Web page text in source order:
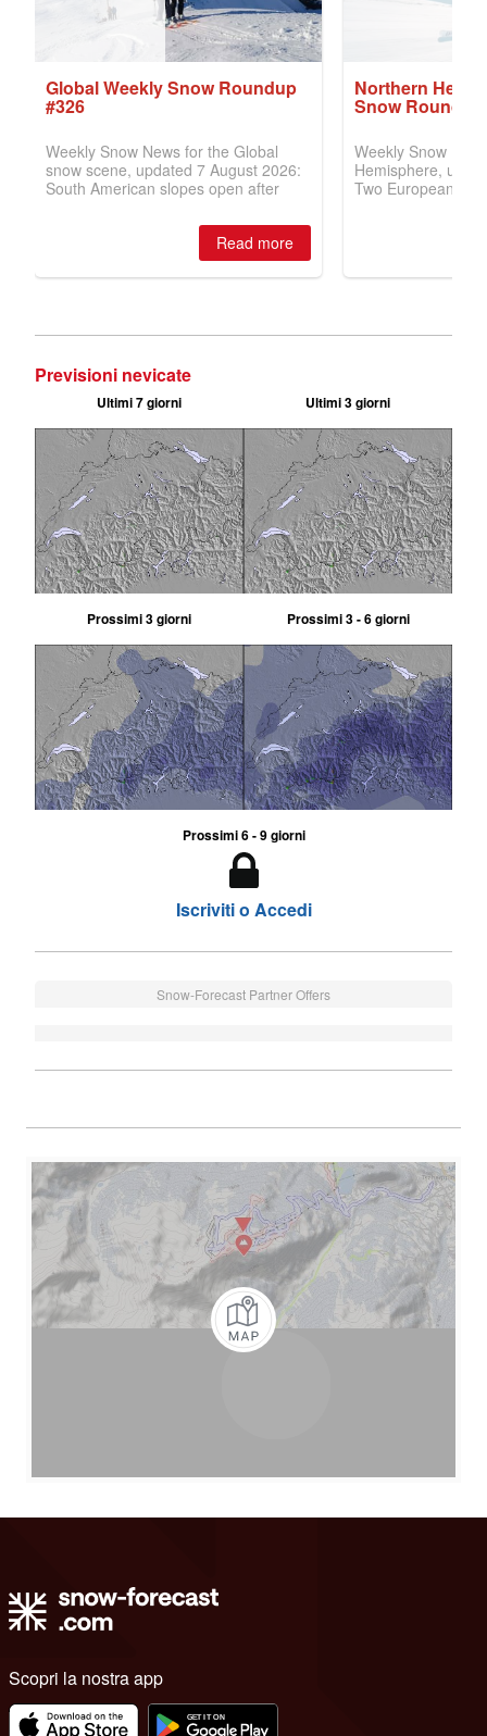
Previsioni nevicate
Ultimi 7 giorni Ultimi 3 giorni
Prossimi 3 giorni Prossimi 3 - 6 giorni
Prossimi 6 - 9 giorni
Iscriviti o Accedi
Snow-Forecast Partner Offers
Scopri la nostra app